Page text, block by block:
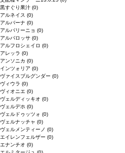
黒すぐり果汁 (0)
アルネイス (0)
アルバーナ (0)
アルバリーニョ (0)
アルバロッサ (0)
アルフロシェイロ (0)
アレッラ (0)
アンソニカ (0)
インツォリア (0)
ヴァイスブルグンダー (0)
ヴィウラ (0)
ヴィオニエ (0)
ヴェルディッキオ (0)
ヴェルデホ (0)
ヴェルドゥッツォ (0)
ヴェルナッチャ (0)
ヴェルメンティーノ (0)
エイレンフェルザー (0)
エナンチオ (0)